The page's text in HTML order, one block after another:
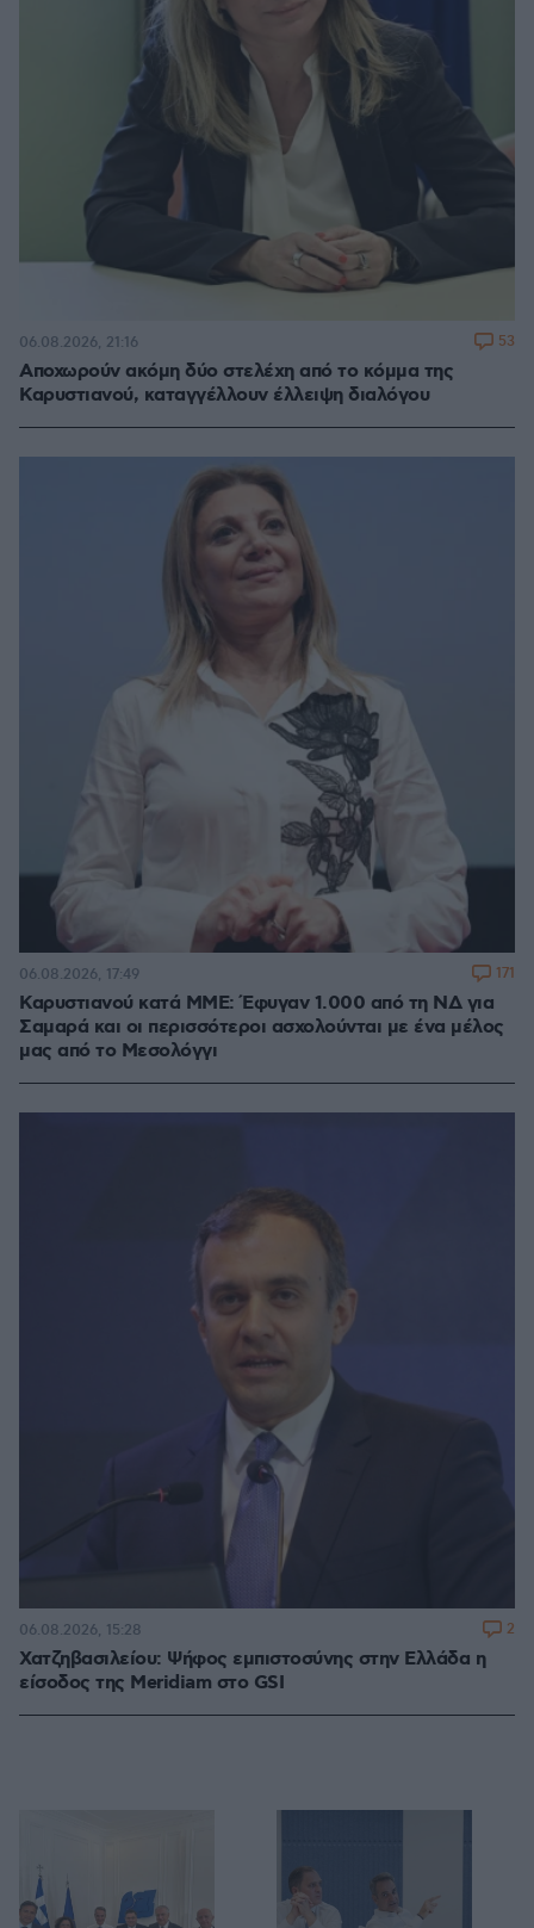
Αποχωρούν ακόμη δύο στελέχη από το κόμμα της
Καρυστιανού, καταγγέλλουν έλλειψη διαλόγου
06.08.2026, 21:16 53
Καρυστιανού κατά ΜΜΕ: Έφυγαν 1.000 από τη ΝΔ για
Σαμαρά και οι περισσότεροι ασχολούνται με ένα μέλος
μας από το Μεσολόγγι
06.08.2026, 17:49 171
Χατζηβασιλείου: Ψήφος εμπιστοσύνης στην Ελλάδα η
είσοδος της Meridiam στο GSI
06.08.2026, 15:28 2